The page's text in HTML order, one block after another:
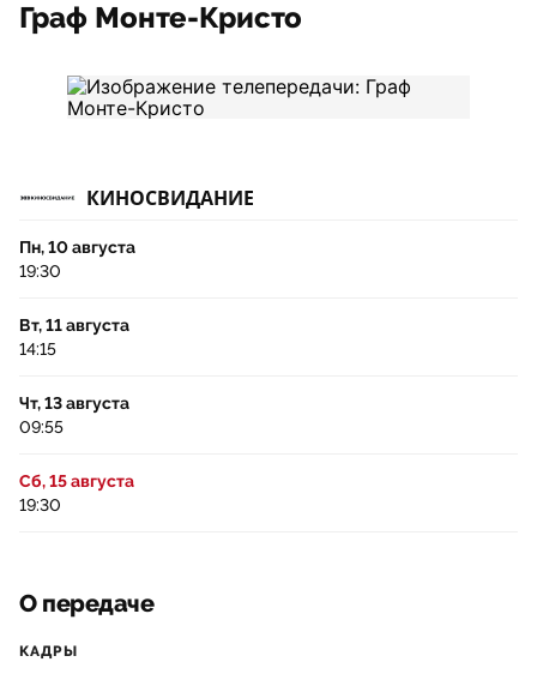
Граф Монте-Кристо
КИНОСВИДАНИЕ
Пн, 10 августа
19:30
Вт, 11 августа
14:15
Чт, 13 августа
09:55
Сб, 15 августа
19:30
О передаче
КАДРЫ